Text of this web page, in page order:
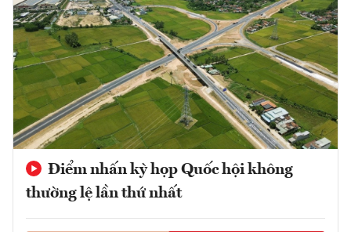
Điểm nhấn kỳ họp Quốc hội không
thường lệ lần thứ nhất